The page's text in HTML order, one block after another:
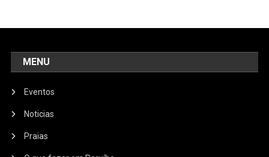
MENU
Eventos
Noticias
Praias